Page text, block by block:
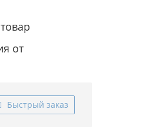
от
Быстрый заказ